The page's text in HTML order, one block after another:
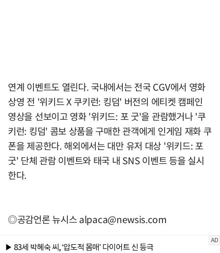
연계 이벤트도 열린다. 국내에서는 전국 CGV에서 영화
상영 전 '위키드 X 쿠키런: 킹덤' 버전의 에티켓 캠페인
영상을 선보이고 영화 '위키드: 포 굿'을 관람했거나 '쿠
키런: 킹덤' 콤보 상품을 구매한 관객에게 인게임 재화 쿠
폰을 제공한다. 해외에서는 대만 유저 대상 '위키드: 포
굿' 단체 관람 이벤트와 태국 내 SNS 이벤트 등을 실시
한다.
◎공감언론 뉴시스alpaca@newsis.com